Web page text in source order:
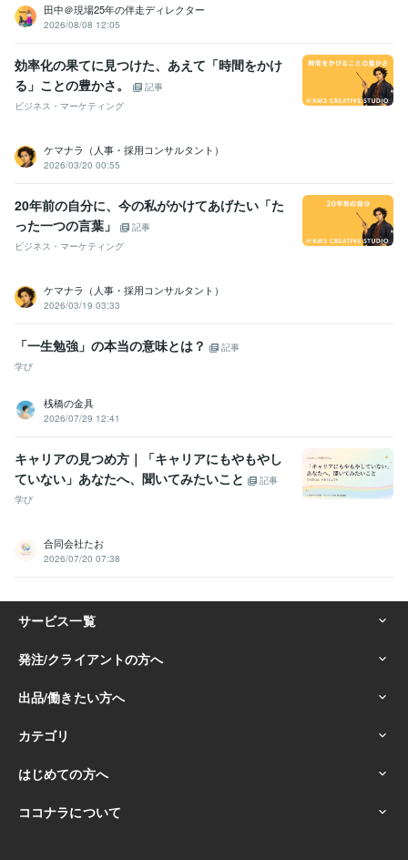
田中＠現場25年の伴走ディレクター
2026/08/08 12:05
効率化の果てに見つけた、あえて「時間をかけ
る」ことの豊かさ。
記事
ビジネス・マーケティング
ケマナラ（人事・採用コンサルタント）
2026/03/20 00:55
20年前の自分に、今の私がかけてあげたい「た
った一つの言葉」
記事
ビジネス・マーケティング
ケマナラ（人事・採用コンサルタント）
2026/03/19 03:33
「一生勉強」の本当の意味とは？
記事
学び
桟橋の金具
2026/07/29 12:41
キャリアの見つめ方｜「キャリアにもやもやし
ていない」あなたへ、聞いてみたいこと
記事
学び
合同会社たお
2026/07/20 07:38